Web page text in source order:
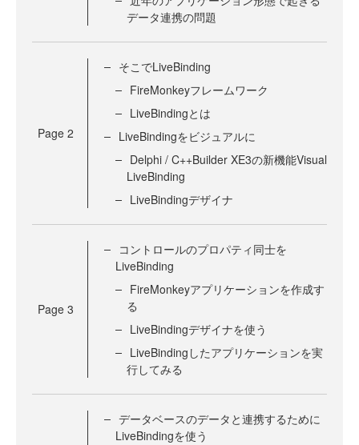
データ連携の問題
Page 2
そこでLiveBinding
FireMonkeyフレームワーク
LiveBindingとは
LiveBindingをビジュアルに
Delphi / C++Builder XE3の新機能Visual
LiveBinding
LiveBindingデザイナ
Page 3
コントロールのプロパティ同士を
LiveBinding
FireMonkeyアプリケーションを作成す
る
LiveBindingデザイナを使う
LiveBindingしたアプリケーションを実
行してみる
データベースのデータと連携するために
LiveBindingを使う